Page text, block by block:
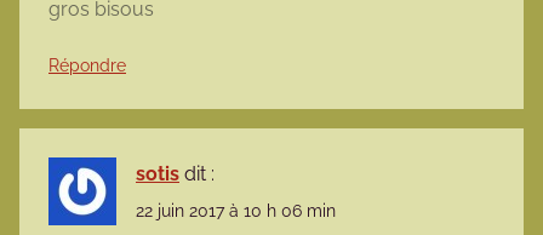
gros bisous
Répondre
sotis dit :
22 juin 2017 à 10 h 06 min